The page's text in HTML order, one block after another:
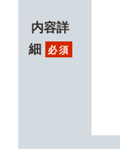
内容詳
細 必須